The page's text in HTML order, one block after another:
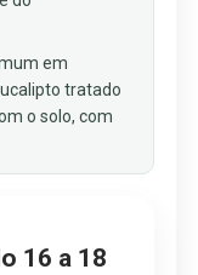
em
tratado
o solo, com
16 a 18